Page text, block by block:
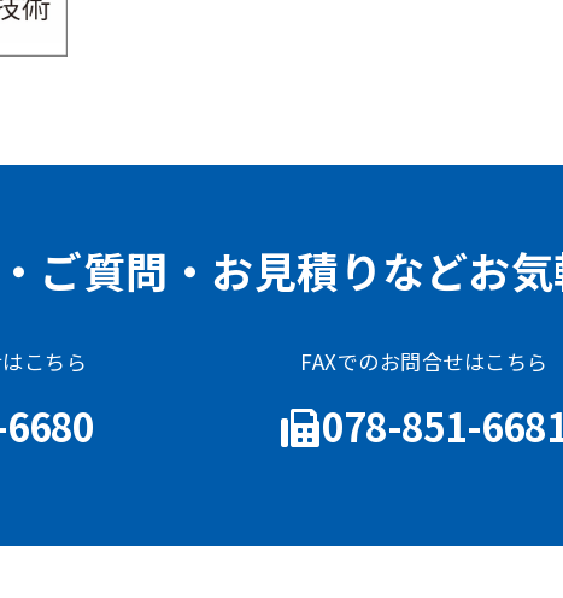
ご質問・お見積りなどお気
こちら FAXでのお問合せはこちら
078-851-